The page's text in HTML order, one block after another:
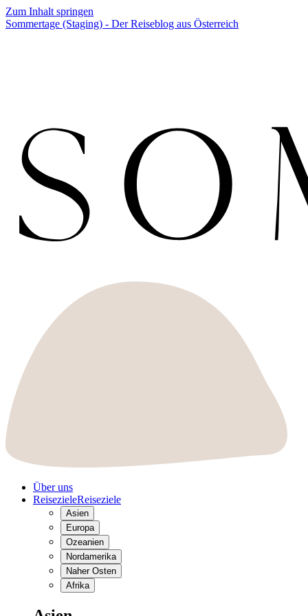
Zum Inhalt springen
Sommertage (Staging) - Der Reiseblog aus Österreich
Über uns
ReisezieleReiseziele
Asien
Europa
Ozeanien
Nordamerika
Naher Osten
Afrika